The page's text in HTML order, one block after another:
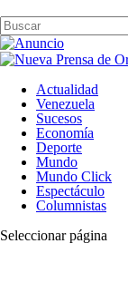
Actualidad
Venezuela
Sucesos
Economía
Deporte
Mundo
Mundo Click
Espectáculo
Columnistas
Seleccionar página